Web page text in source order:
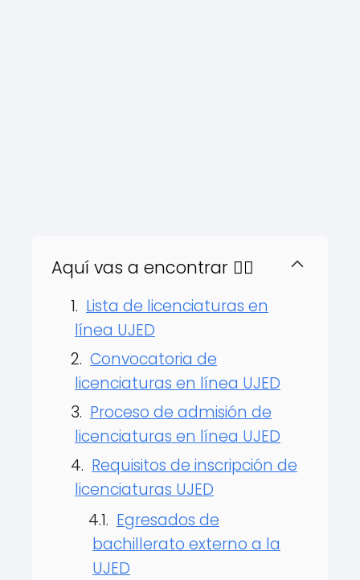
Aquí vas a encontrar 👇🏻
Lista de licenciaturas en
línea UJED
Convocatoria de
licenciaturas en línea UJED
Proceso de admisión de
licenciaturas en línea UJED
Requisitos de inscripción de
licenciaturas UJED
Egresados de
bachillerato externo a la
UJED